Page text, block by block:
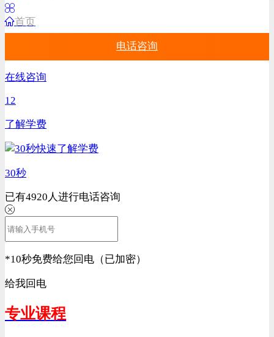
首页
电话咨询
在线咨询
12
了解学费
30秒
已有4920 人进行电话咨询
*10秒免费给您回电（已加密）
给我回电
专业课程